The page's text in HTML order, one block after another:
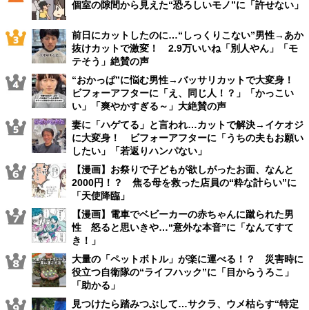
個室の隙間から見えた“恐ろしいモノ”に「許せない」
前日にカットしたのに…“しっくりこない”男性→あか
抜けカットで激変！ 2.9万いいね「別人やん」「モ
テそう」絶賛の声
“おかっぱ”に悩む男性→バッサリカットで大変身！
ビフォーアフターに「え、同じ人！？」「かっこい
い」「爽やかすぎる～」大絶賛の声
妻に「ハゲてる」と言われ…カットで解決→イケオジ
に大変身！ ビフォーアフターに「うちの夫もお願い
したい」「若返りハンパない」
【漫画】お祭りで子どもが欲しがったお面、なんと
2000円！？ 焦る母を救った店員の“粋な計らい”に
「天使降臨」
【漫画】電車でベビーカーの赤ちゃんに蹴られた男
性 怒ると思いきや…“意外な本音”に「なんてすて
き！」
大量の「ペットボトル」が楽に運べる！？ 災害時に
役立つ自衛隊の“ライフハック”に「目からうろこ」
「助かる」
見つけたら踏みつぶして…サクラ、ウメ枯らす“特定